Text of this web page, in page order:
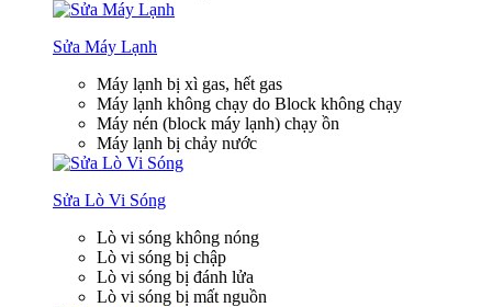
Sửa Máy Lạnh
Máy lạnh bị xì gas, hết gas
Máy lạnh không chạy do Block không chạy
Máy nén (block máy lạnh) chạy ồn
Máy lạnh bị chảy nước
Sửa Lò Vi Sóng
Lò vi sóng không nóng
Lò vi sóng bị chập
Lò vi sóng bị đánh lửa
Lò vi sóng bị mất nguồn